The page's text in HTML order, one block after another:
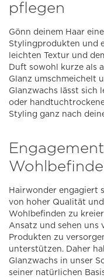
pflegen
Gönn deinem Haar
Stylingprodukten und
leichten Textur und
Duft sowohl kurze als
Glanz umschmeichelt
Glanzwachs lässt sich
oder
Styling ganz nach
Hairwonder engagiert
von hoher Qualität
Wohlbefinden zu
Ansatz und sehen uns
Produkten zu
unterstützen. Daher
Glanzwachs in unser
seiner natürlichen